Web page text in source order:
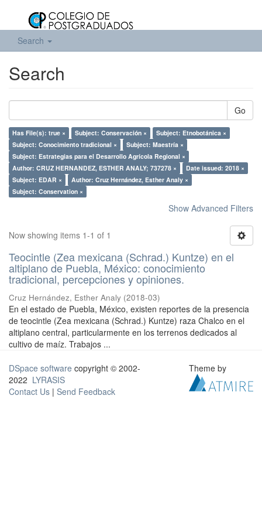
Search
Search
Go
Has File(s): true × Subject: Conservación ×
Subject: Etnobotánica ×
Subject: Conocimiento tradicional ×
Subject: Maestría ×
Subject: Estrategias para el Desarrollo Agrícola Regional ×
Author: CRUZ HERNANDEZ, ESTHER ANALY; 737278 ×
Date issued: 2018 ×
Subject: EDAR ×
Author: Cruz Hernández, Esther Analy ×
Subject: Conservation ×
Show Advanced Filters
Now showing items 1-1 of 1
Teocintle (Zea mexicana (Schrad.) Kuntze) en el
altiplano de Puebla, México: conocimiento
tradicional, percepciones y opiniones.
Cruz Hernández, Esther Analy (2018-03)
En el estado de Puebla, México, existen reportes de la presencia
de teocintle (Zea mexicana (Schrad.) Kuntze) raza Chalco en el
altiplano central, particularmente en los terrenos dedicados al
cultivo de maíz. Trabajos ...
DSpace software copyright © 2002-
2022 LYRASIS
Contact Us | Send Feedback
Theme by